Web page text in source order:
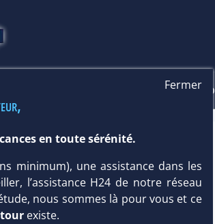
THALASSO
Fermer
en toute sérénité.
minimum), une assistance dans les
l’assistance H24 de notre réseau
nous sommes là pour vous et ce
existe.